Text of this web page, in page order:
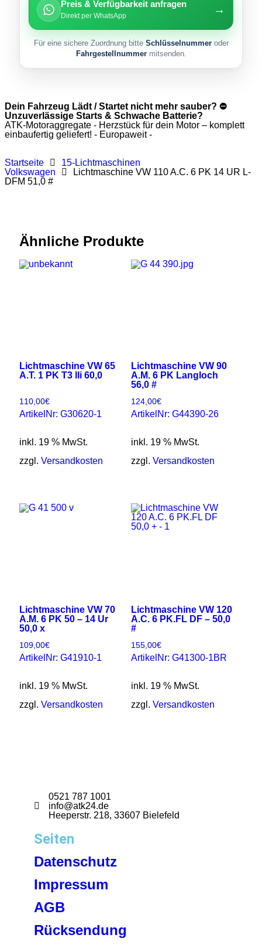
Preis & Verfügbarkeit anfragen
Direkt per WhatsApp →
Für eine sichere Zuordnung bitte Schlüsselnummeroder
Fahrgestellnummermitsenden.
Dein Fahrzeug Lädt / Startet nicht mehr sauber? ⛔
Unzuverlässige Starts & Schwache Batterie?
ATK-Motoraggregate - Herzstück für dein Motor – komplett
einbaufertig geliefert! - Europaweit -
Startseite
15-Lichtmaschinen
Volkswagen
Lichtmaschine VW 110 A.C. 6 PK 14 UR L-
DFM 51,0 #
Ähnliche Produkte
Lichtmaschine VW 65
A.T. 1 PK T3 lli 60,0
110,00€
ArtikelNr: G30620-1
inkl. 19 % MwSt.
zzgl. Versandkosten
Lichtmaschine VW 90
A.M. 6 PK Langloch
56,0 #
124,00€
ArtikelNr: G44390-26
inkl. 19 % MwSt.
zzgl. Versandkosten
Lichtmaschine VW 70
A.M. 6 PK 50 – 14 Ur
50,0 x
109,00€
ArtikelNr: G41910-1
inkl. 19 % MwSt.
zzgl. Versandkosten
Lichtmaschine VW 120
A.C. 6 PK.FL DF – 50,0
#
155,00€
ArtikelNr: G41300-1BR
inkl. 19 % MwSt.
zzgl. Versandkosten
0521 787 1001
info@atk24.de
Heeperstr. 218, 33607 Bielefeld
Seiten
Datenschutz
Impressum
AGB
Rücksendung